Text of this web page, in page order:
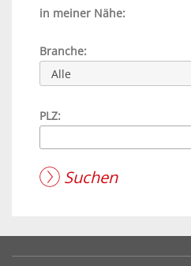
in meiner Nähe:
Branche:
Alle
PLZ:
Suchen